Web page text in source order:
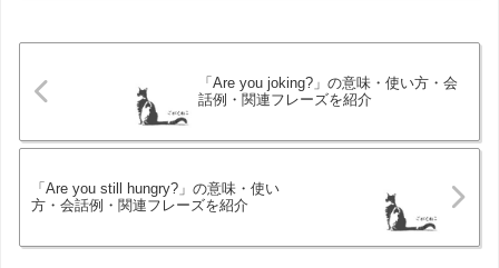
「Are you joking?」の意味・使い方・会
話例・関連フレーズを紹介
「Are you still hungry?」の意味・使い
方・会話例・関連フレーズを紹介